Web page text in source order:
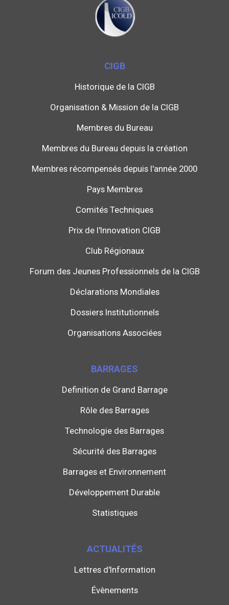
CIGB
Historique de la CIGB
Organisation & Mission de la CIGB
Membres du Bureau
Membres du Bureau depuis la création
Membres récompensés depuis l'année 2000
Pays Membres
Comités Techniques
Prix de l'Innovation CIGB
Club Régionaux
Forum des Jeunes Professionnels de la CIGB
Déclarations Mondiales
Dossiers Institutionnels
Organisations Associées
BARRAGES
Definition de Grand Barrage
Rôle des Barrages
Technologie des Barrages
Sécurité des Barrages
Barrages et Environnement
Développement Durable
Statistiques
ACTUALITÉS
Lettres d'Information
Évènements